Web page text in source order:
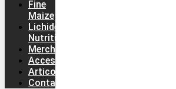
Fine
Maize
Lichide
Nutritive
Merch
Accesorii
Articole
Contact